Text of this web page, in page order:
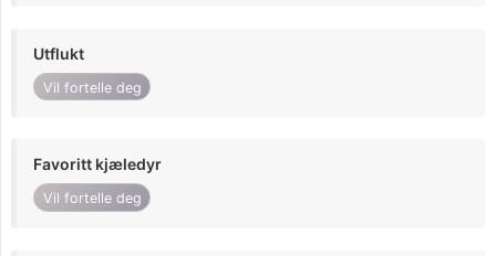
Utflukt
Vil fortelle deg
Favoritt kjæledyr
Vil fortelle deg